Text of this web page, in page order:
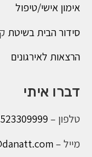
אימון אישי/טיפול
סידור הבית בשיטת
הרצאות לאירגונים
דברו איתי
טלפון –
מייל –